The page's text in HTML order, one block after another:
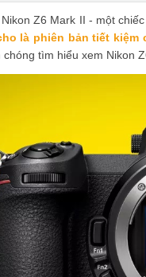
Z6 Mark II - một
là phiên bản tiết kiệm
tìm hiểu xem Nikon